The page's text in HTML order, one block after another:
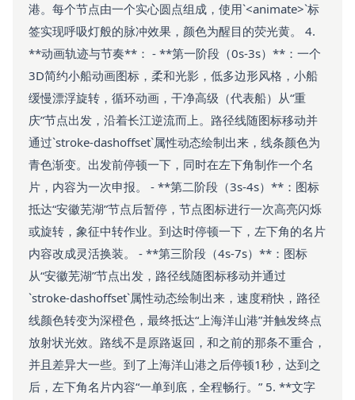
港。每个节点由一个实心圆点组成，使用`<animate>`标
签实现呼吸灯般的脉冲效果，颜色为醒目的荧光黄。 4.
**动画轨迹与节奏**： - **第一阶段（0s-3s）**：一个
3D简约小船动画图标，柔和光影，低多边形风格，小船
缓慢漂浮旋转，循环动画，干净高级（代表船）从“重
庆”节点出发，沿着长江逆流而上。路径线随图标移动并
通过`stroke-dashoffset`属性动态绘制出来，线条颜色为
青色渐变。出发前停顿一下，同时在左下角制作一个名
片，内容为一次申报。 - **第二阶段（3s-4s）**：图标
抵达“安徽芜湖”节点后暂停，节点图标进行一次高亮闪烁
或旋转，象征中转作业。到达时停顿一下，左下角的名片
内容改成灵活换装。 - **第三阶段（4s-7s）**：图标
从“安徽芜湖”节点出发，路径线随图标移动并通过
`stroke-dashoffset`属性动态绘制出来，速度稍快，路径
线颜色转变为深橙色，最终抵达“上海洋山港”并触发终点
放射状光效。路线不是原路返回，和之前的那条不重合，
并且差异大一些。到了上海洋山港之后停顿1秒，达到之
后，左下角名片内容“一单到底，全程畅行。” 5. **文字